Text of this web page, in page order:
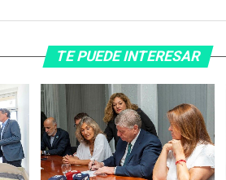
TE PUEDE INTERESAR